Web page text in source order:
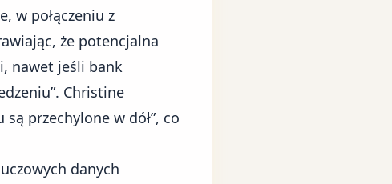
w połączeniu z
że potencjalna
nawet jeśli bank
Christine
przechylone w dół”, co
danych